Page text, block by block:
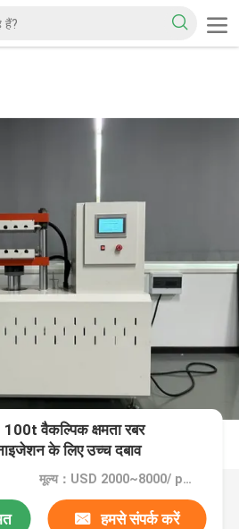
वैकल्पिक क्षमता रबर
के लिए उच्च दबाव
मूल्य：USD 2000~8000/ per set
हमसे संपर्क करें